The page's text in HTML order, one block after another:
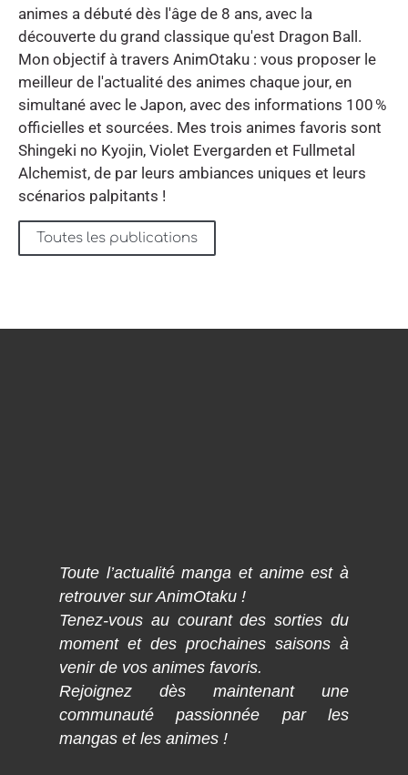
animes a débuté dès l'âge de 8 ans, avec la
découverte du grand classique qu'est Dragon Ball.
Mon objectif à travers AnimOtaku : vous proposer le
meilleur de l'actualité des animes chaque jour, en
simultané avec le Japon, avec des informations 100 %
officielles et sourcées. Mes trois animes favoris sont
Shingeki no Kyojin, Violet Evergarden et Fullmetal
Alchemist, de par leurs ambiances uniques et leurs
scénarios palpitants !
Toutes les publications
Toute l’actualité manga et anime est à
retrouver sur AnimOtaku !
Tenez-vous au courant des sorties du
moment et des prochaines saisons à
venir de vos animes favoris.
Rejoignez dès maintenant une
communauté passionnée par les
mangas et les animes !